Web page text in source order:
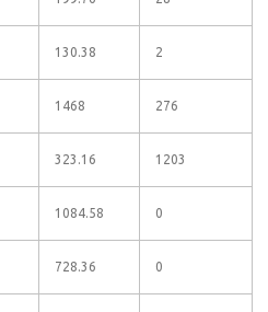
130.38 2
1468 276
323.16 1203
1084.58 0
728.36 0